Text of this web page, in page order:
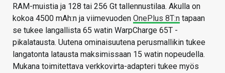
RAM-muistia ja 128 tai 256 Gt tallennustilaa. Akulla on
kokoa 4500 mAh:n ja viimevuoden OnePlus 8T:n tapaan
se tukee langallista 65 watin WarpCharge 65T -
pikalatausta. Uutena ominaisuutena perusmallikin tukee
langatonta latausta maksimissaan 15 watin nopeudella.
Mukana toimitettava verkkovirta-adapteri tukee myös